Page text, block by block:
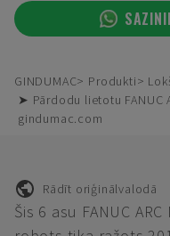
GINDUMAC Produkti
➤ Pārdodu lietotu FANUC
gindumac.com
Rādīt oriģinālvalodā
Šis 6 asu FANUC